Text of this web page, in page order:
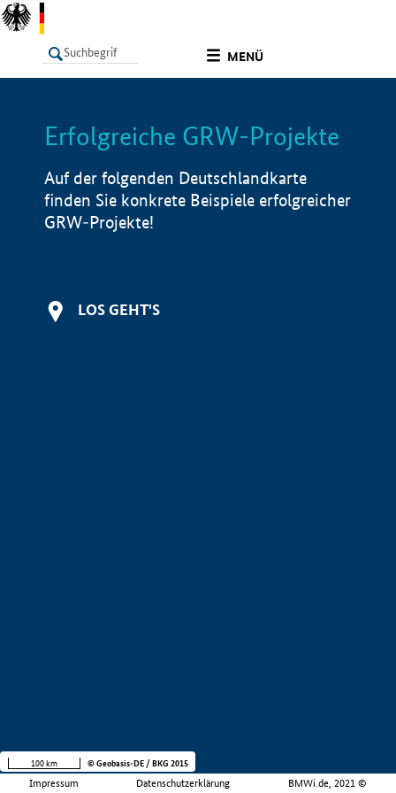
MENÜ
LISTE Info
Erfolgreiche GRW-Projekte
Auf der folgenden Deutschlandkarte
finden Sie konkrete Beispiele erfolgreicher
GRW-Projekte!
LOS GEHT'S
Impressum Datenschutzerklärung BMWi.de, 2021 ©
100 km © Geobasis-DE / BKG 2015